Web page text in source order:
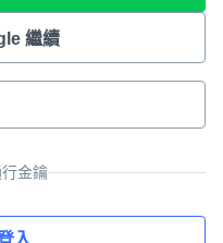
繼續
金鑰
入